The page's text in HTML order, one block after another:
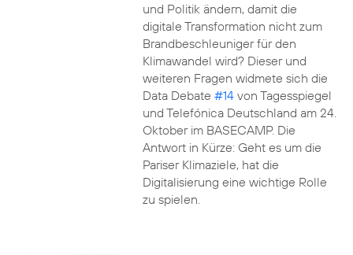
und Politik ändern, damit die
digitale Transformation nicht zum
Brandbeschleuniger für den
Klimawandel wird? Dieser und
weiteren Fragen widmete sich die
Data Debate #14von Tagesspiegel
und Telefónica Deutschland am 24.
Oktober im BASECAMP. Die
Antwort in Kürze: Geht es um die
Pariser Klimaziele, hat die
Digitalisierung eine wichtige Rolle
zu spielen.